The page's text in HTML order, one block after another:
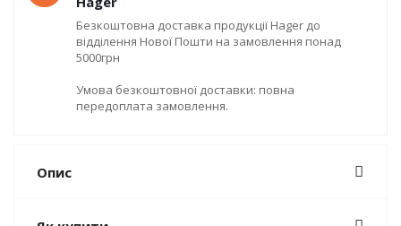
Безкоштовна доставка продукції Hager до
відділення Нової Пошти на замовлення понад
5000грн
Умова безкоштовної доставки: повна
передоплата замовлення.
Опис